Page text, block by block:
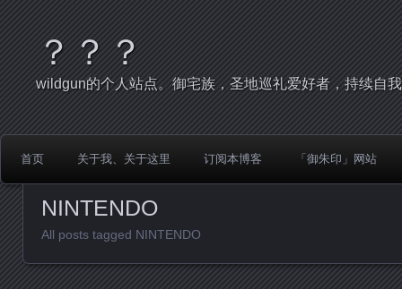
？？？
wildgun的个人站点。御宅族，圣地巡礼爱好者，持续自
首页 关于我、关于这里 订阅本博客 「御朱印」网站
NINTENDO
All posts tagged NINTENDO